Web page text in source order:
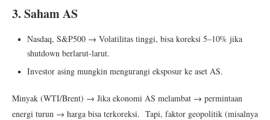
3. Saham AS
Nasdaq, S&P500 → Volatilitas tinggi, bisa koreksi 5–10% jika
shutdown berlarut-larut.
Investor asing mungkin mengurangi eksposur ke aset AS.
Minyak (WTI/Brent) → Jika ekonomi AS melambat → permintaan
energi turun → harga bisa terkoreksi. Tapi, faktor geopolitik (misalnya